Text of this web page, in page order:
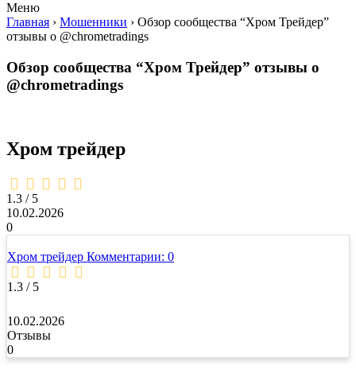
Меню
Главная › Мошенники › Обзор сообщества “Хром Трейдер”
отзывы о @chrometradings
Обзор сообщества “Хром Трейдер” отзывы о
@chrometradings
Хром трейдер
1,3
rating
1.3 / 5
10.02.2026
0
Хром трейдер Комментарии: 0
1.3 / 5
10.02.2026
Отзывы
0